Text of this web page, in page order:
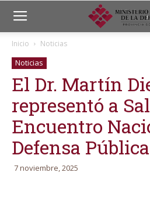
Inicio Noticias
Noticias
El Dr. Martín
representó a
Encuentro
Defensa Pública
7 noviembre, 2025